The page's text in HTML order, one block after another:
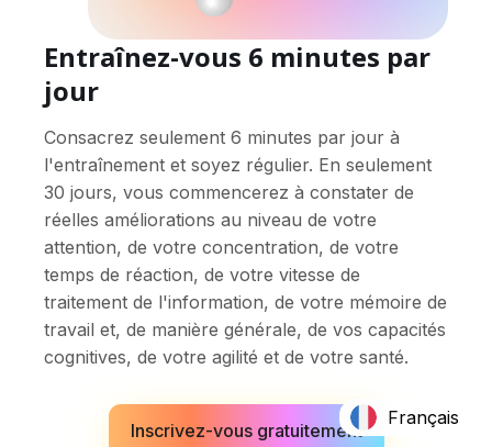
Entraînez-vous 6 minutes par
jour
Consacrez seulement 6 minutes par jour à
l'entraînement et soyez régulier. En seulement
30 jours, vous commencerez à constater de
réelles améliorations au niveau de votre
attention, de votre concentration, de votre
temps de réaction, de votre vitesse de
traitement de l'information, de votre mémoire de
travail et, de manière générale, de vos capacités
cognitives, de votre agilité et de votre santé.
Inscrivez-vous gratuitement
Français